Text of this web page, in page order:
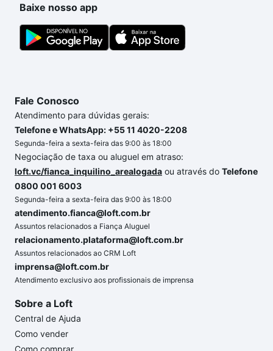
Baixe nosso app
Fale Conosco
Atendimento para dúvidas gerais:
Telefone e WhatsApp: +55 11 4020-2208
Segunda-feira a sexta-feira das 9:00 às 18:00
Negociação de taxa ou aluguel em atraso:
loft.vc/fianca_inquilino_arealogada ou através do Telefone
0800 001 6003
Segunda-feira a sexta-feira das 9:00 às 18:00
atendimento.fianca@loft.com.br
Assuntos relacionados a Fiança Aluguel
relacionamento.plataforma@loft.com.br
Assuntos relacionados ao CRM Loft
imprensa@loft.com.br
Atendimento exclusivo aos profissionais de imprensa
Sobre a Loft
Central de Ajuda
Como vender
Como comprar